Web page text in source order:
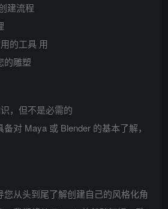
建流程
的工具 用
的雕塑
，但不是必需的
对 Maya 或 Blender 的基本了解，
从头到尾了解创建自己的风格化角